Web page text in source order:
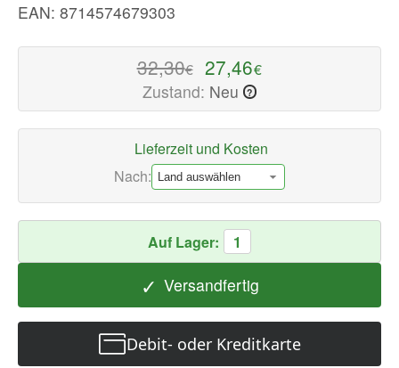
verfügbar
EAN: 8714574679303
32,30€ 27,46€
Zustand: Neu ?
Lieferzeit und Kosten
Nach:
Auf Lager: 1
✓ Versandfertig
Debit- oder Kreditkarte